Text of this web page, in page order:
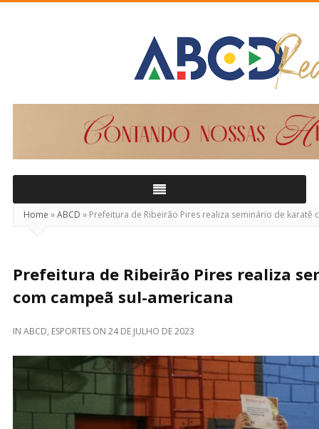
Home »ABCD » Prefeitura de Ribeirão Pires realiza seminário de karatê
Prefeitura de Ribeirão Pires realiza
com campeã sul-americana
IN ABCD, ESPORTES ON 24 DE JULHO DE 2023